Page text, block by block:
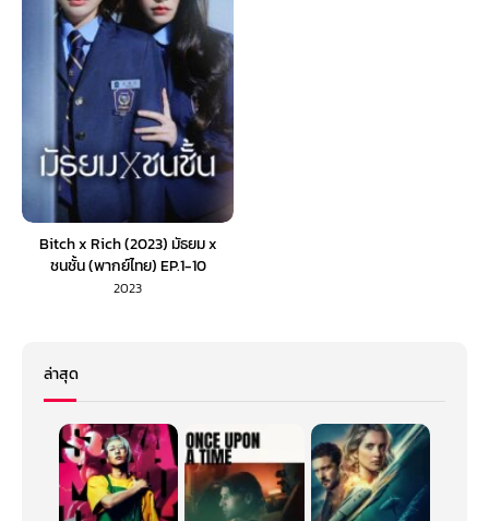
Bitch x Rich (2023) มัธยม x
ชนชั้น (พากย์ไทย) EP.1-10
2023
ล่าสุด